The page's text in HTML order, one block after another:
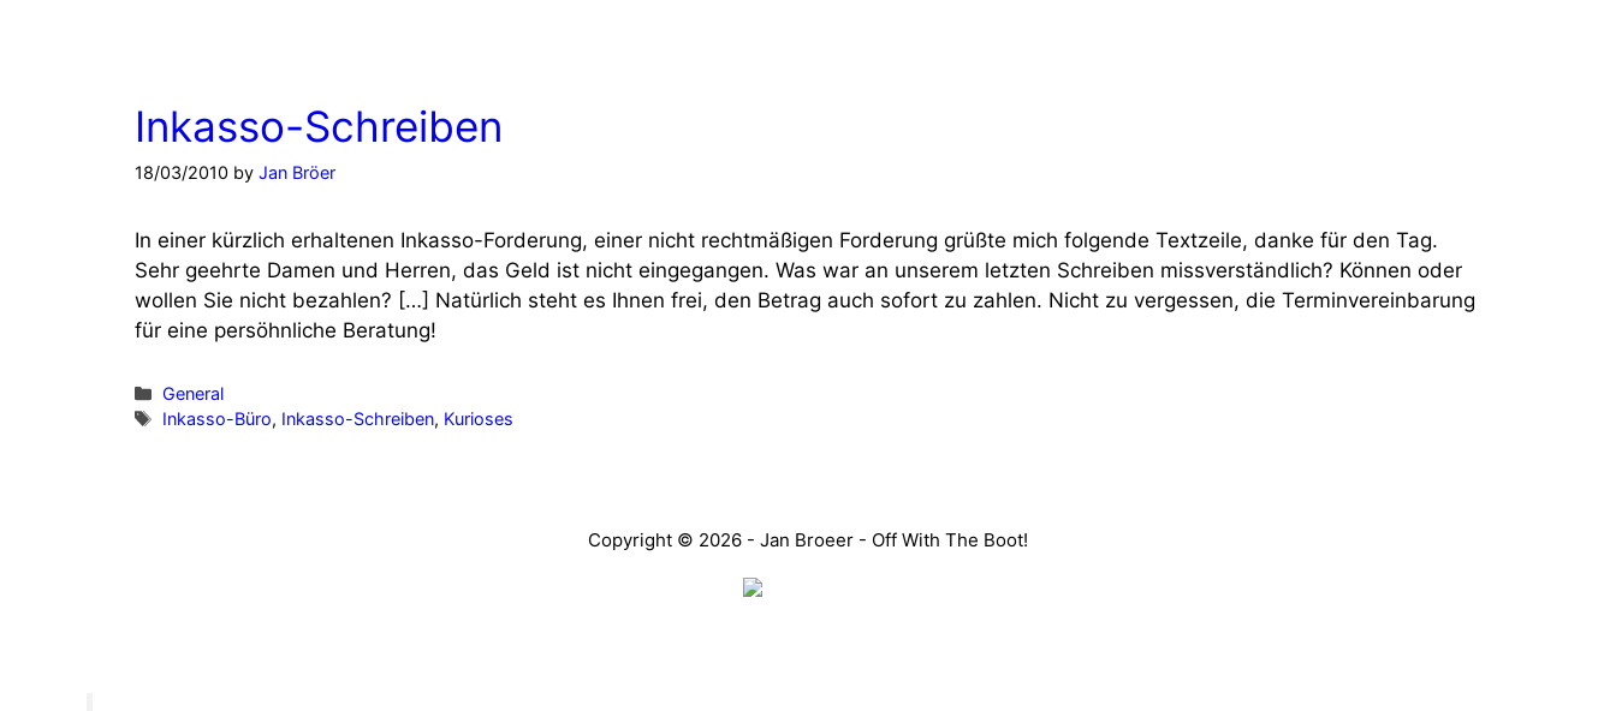
Inkasso-Schreiben
18/03/2010 by Jan Bröer
In einer kürzlich erhaltenen Inkasso-Forderung, einer nicht rechtmäßigen Forderung grüßte mich folgende Textzeile, danke für den Tag.
Sehr geehrte Damen und Herren, das Geld ist nicht eingegangen. Was war an unserem letzten Schreiben missverständlich? Können oder
wollen Sie nicht bezahlen? […] Natürlich steht es Ihnen frei, den Betrag auch sofort zu zahlen. Nicht zu vergessen, die Terminvereinbarung
für eine persöhnliche Beratung!
Categories
General
Tags
Inkasso-Büro, Inkasso-Schreiben, Kurioses
Copyright © 2026 - Jan Broeer - Off With The Boot!